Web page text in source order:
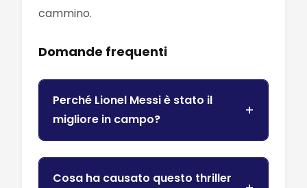
cammino.
Domande frequenti
Perché Lionel Messi è stato il
migliore in campo?
Cosa ha causato questo thriller